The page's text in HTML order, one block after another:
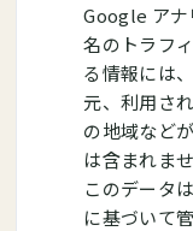
Google アナ
名のトラフ
る情報には
元、利用さ
の地域など
は含まれませ
このデータ
に基づいて